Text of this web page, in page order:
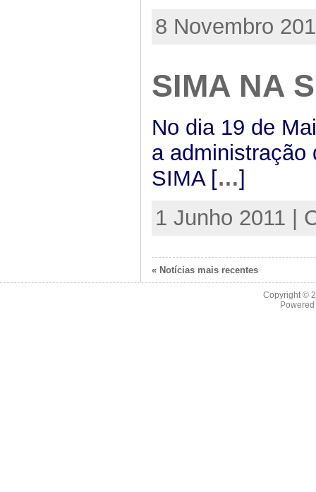
8 Novembro
SIMA NA
No dia 19 de
a administração
SIMA […]
1 Junho 2011 |
« Notícias mais recentes
Copyright ©